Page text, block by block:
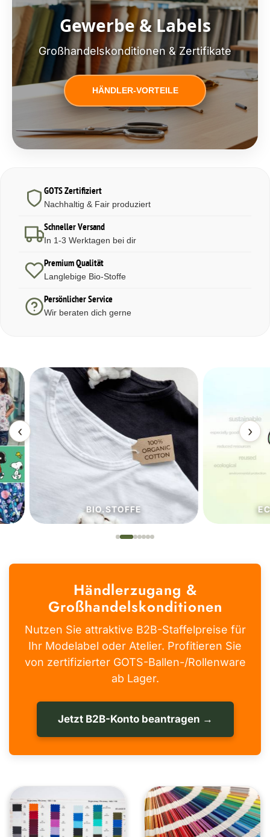
Gewerbe & Labels
Großhandelskonditionen & Zertifikate
HÄNDLER-VORTEILE
GOTS Zertifiziert
Nachhaltig & Fair produziert
Schneller Versand
In 1-3 Werktagen bei dir
Premium Qualität
Langlebige Bio-Stoffe
Persönlicher Service
Wir beraten dich gerne
‹
BIO.STOFFE
›
Händlerzugang &
Großhandelskonditionen
Nutzen Sie attraktive B2B-Staffelpreise für
Ihr Modelabel oder Atelier. Profitieren Sie
von zertifizierter GOTS-Ballen-/Rollenware
ab Lager.
Jetzt B2B-Konto beantragen →